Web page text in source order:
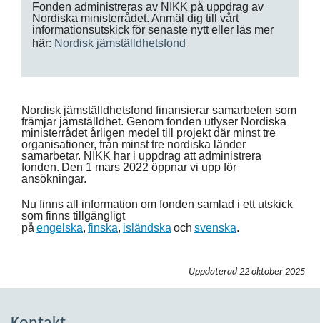
Nordisk jämställdhetsfond finansierar samarbeten som
främjar jämställdhet. Genom fonden utlyser Nordiska
ministerrådet årligen medel till projekt där minst tre
organisationer, från minst tre nordiska länder
samarbetar. NIKK har i uppdrag att administrera
fonden. Den 1 mars 2022 öppnar vi upp för
ansökningar.
Nu finns all information om fonden samlad i ett utskick
som finns tillgängligt
på engelska, finska, isländska och svenska.
Fonden administreras av NIKK på uppdrag av
Nordiska ministerrådet. Anmäl dig till vårt
informationsutskick för senaste nytt eller läs mer
här: Nordisk jämställdhetsfond
Uppdaterad 22 oktober 2025